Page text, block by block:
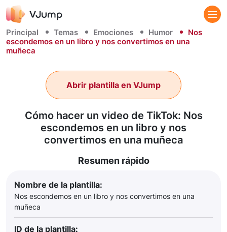
Principal Temas Emociones Humor
Nos
escondemos en un libro y nos convertimos en una
muñeca
Cómo hacer un video de TikTok: Nos
escondemos en un libro y nos
convertimos en una muñeca
Abrir plantilla en VJump
Resumen rápido
Nombre de la plantilla:
Nos escondemos en un libro y nos convertimos en una
muñeca
ID de la plantilla: